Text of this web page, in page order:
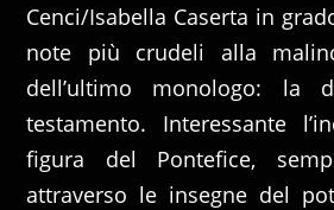
Cenci/Isabella Caserta in
note più crudeli alla
dell’ultimo monologo: la
testamento. Interessante
figura del Pontefice,
attraverso le insegne del